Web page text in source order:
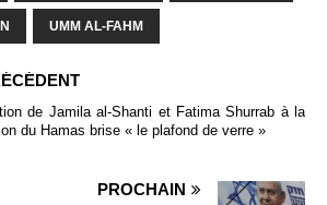
UMM AL-FAHM
de Jamila al-Shanti et Fatima Shurrab à la
du Hamas brise « le plafond de verre »
PROCHAIN